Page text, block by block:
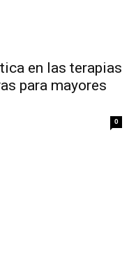
en las terapias
para mayores
0